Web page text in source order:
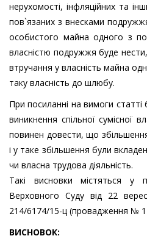
нерухомості, інфляційних та
пов`язаних з внесками
особистого майна одного з
власністю подружжя буде
втручання у власність майна
таку власність до шлюбу.
При посиланні на вимоги статті
виникнення спільної сумісної
повинен довести, що
і у таке збільшення були
чи власна трудова діяльність.
Такі висновки містяться у
Верховного Суду від 22
214/6174/15-ц (провадження №
ВИСНОВОК: